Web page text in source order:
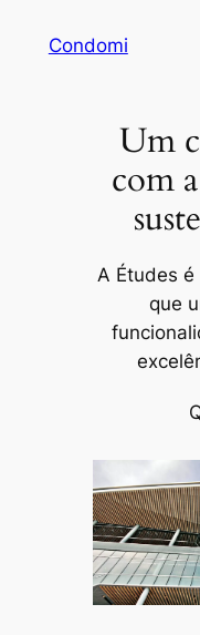
Condomi
Um
com
A Études
que